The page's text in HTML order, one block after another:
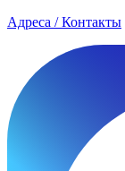
Адреса / Контакты